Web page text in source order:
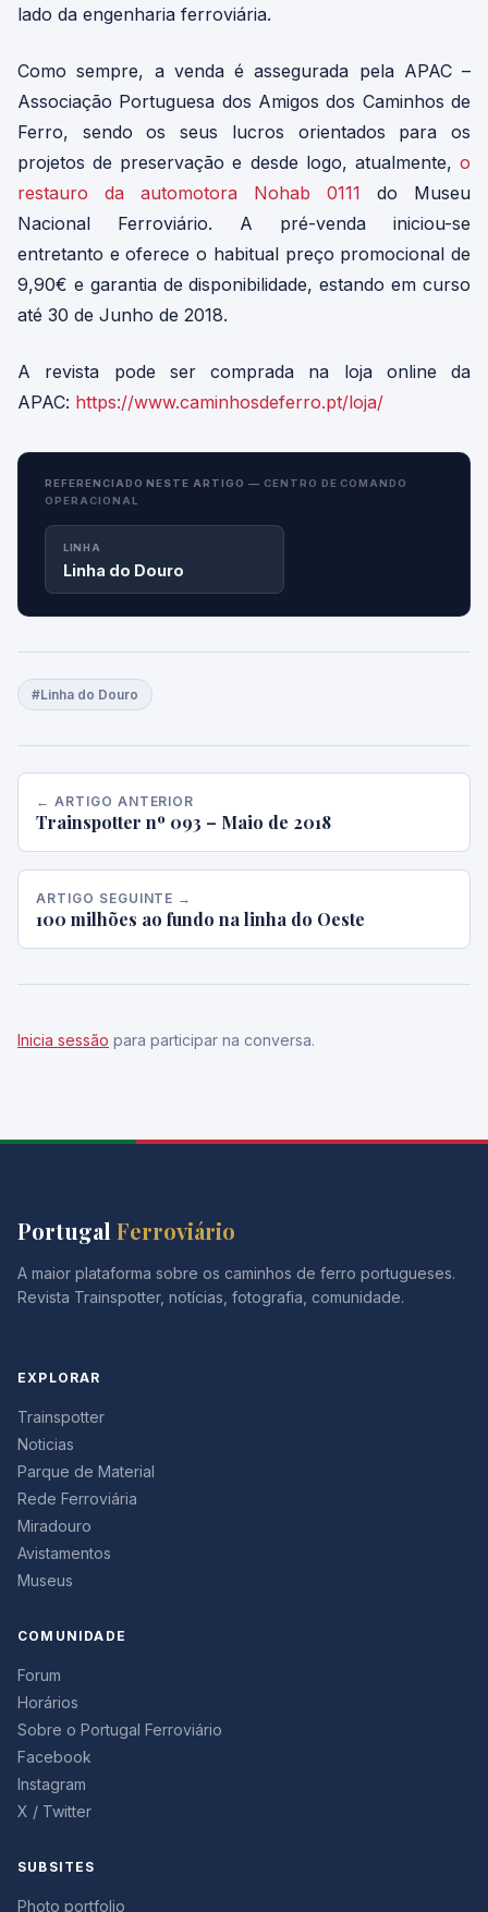
lado da engenharia ferroviária.
Como sempre, a venda é assegurada pela APAC –
Associação Portuguesa dos Amigos dos Caminhos de
Ferro, sendo os seus lucros orientados para os
projetos de preservação e desde logo, atualmente, o
restauro da automotora Nohab 0111 do Museu
Nacional Ferroviário. A pré-venda iniciou-se
entretanto e oferece o habitual preço promocional de
9,90€ e garantia de disponibilidade, estando em curso
até 30 de Junho de 2018.
A revista pode ser comprada na loja online da
APAC: https://www.caminhosdeferro.pt/loja/
REFERENCIADO NESTE ARTIGO — CENTRO DE COMANDO
OPERACIONAL
LINHA
Linha do Douro
#Linha do Douro
← ARTIGO ANTERIOR
Trainspotter nº 093 – Maio de 2018
ARTIGO SEGUINTE →
100 milhões ao fundo na linha do Oeste
Inicia sessão para participar na conversa.
Portugal Ferroviário
A maior plataforma sobre os caminhos de ferro portugueses.
Revista Trainspotter, notícias, fotografia, comunidade.
EXPLORAR
Trainspotter
Noticias
Parque de Material
Rede Ferroviária
Miradouro
Avistamentos
Museus
COMUNIDADE
Forum
Horários
Sobre o Portugal Ferroviário
Facebook
Instagram
X / Twitter
SUBSITES
Photo portfolio